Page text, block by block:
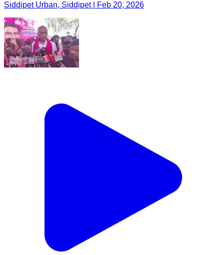
Siddipet Urban, Siddipet | Feb 20, 2026